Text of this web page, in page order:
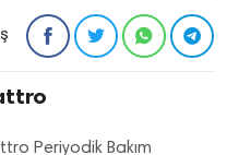
Periyodik Bakım